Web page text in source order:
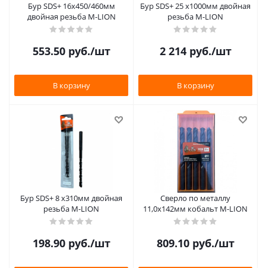
Бур SDS+ 16х450/460мм
двойная резьба M-LION
553.50руб./шт
В корзину
Бур SDS+ 25 х1000мм двойная
резьба M-LION
2 214руб./шт
В корзину
Бур SDS+ 8 х310мм двойная
резьба M-LION
198.90руб./шт
Сверло по металлу
11,0х142мм кобальт M-LION
809.10руб./шт